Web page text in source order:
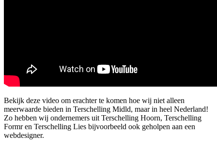
Bekijk deze video om erachter te komen hoe wij niet alleen
meerwaarde bieden in Terschelling Midld, maar in heel Nederland!
Zo hebben wij ondernemers uit Terschelling Hoorn, Terschelling
Formr en Terschelling Lies bijvoorbeeld ook geholpen aan een
webdesigner.